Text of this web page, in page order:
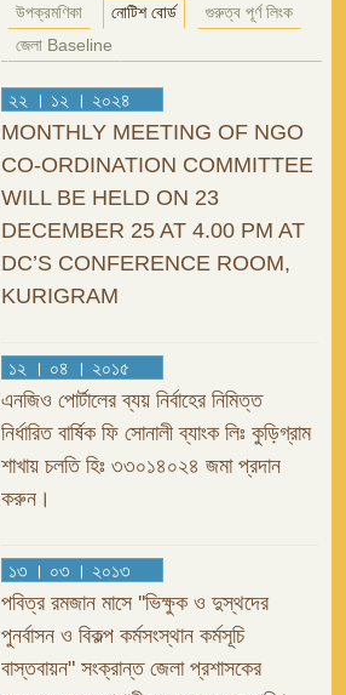
উপক্রমণিকা নোটিশ বোর্ড
গুরুত্ব পূর্ণ লিংক
জেলা Baseline
২২ । ১২ । ২০২৪
MONTHLY MEETING OF NGO
CO-ORDINATION COMMITTEE
WILL BE HELD ON 23
DECEMBER 25 AT 4.00 PM AT
DC’S CONFERENCE ROOM,
KURIGRAM
১২ । ০৪ । ২০১৫
এনজিও পোর্টালের ব্যয় নির্বাহের নিমিত্ত
নির্ধারিত বার্ষিক ফি সোনালী ব্যাংক লিঃ কুড়িগ্রাম
শাখায় চলতি হিঃ ৩৩০১৪০২৪ জমা প্রদান
করুন।
১৩ । ০৩ । ২০১৩
পবিত্র রমজান মাসে ''ভিক্ষুক ও দুস্থদের
পুনর্বাসন ও বিকল্প কর্মসংস্থান কর্মসূচি
বাস্তবায়ন" সংক্রান্ত জেলা প্রশাসকের